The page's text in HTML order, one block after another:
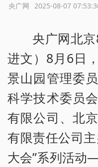
2025-08-07
央广网
央广网北
进文）8月6日
景山园管理委
科学技术委员会
有限公司、北
有限责任公司
大会”系列活动